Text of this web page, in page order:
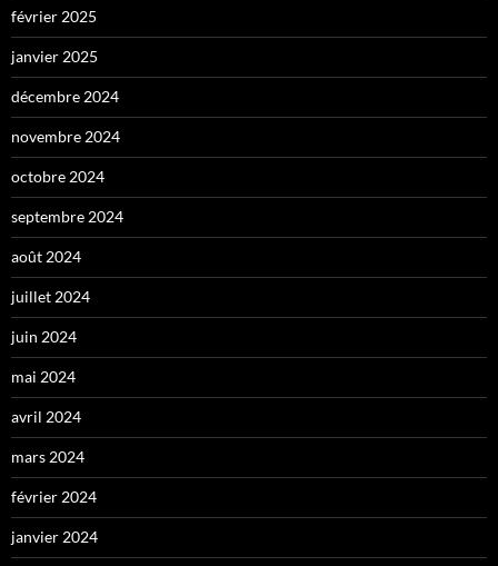
février 2025
janvier 2025
décembre 2024
novembre 2024
octobre 2024
septembre 2024
août 2024
juillet 2024
juin 2024
mai 2024
avril 2024
mars 2024
février 2024
janvier 2024